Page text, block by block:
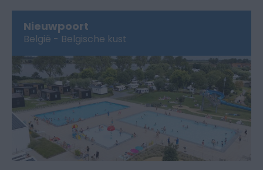
Nieuwpoort
België - Belgische kust